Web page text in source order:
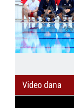
Video dana